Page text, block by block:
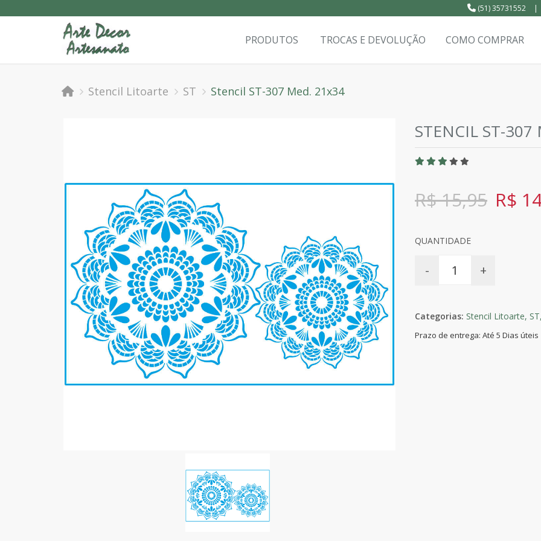
(51) 35731552 |
PRODUTOS TROCAS E DEVOLUÇÃO COMO COMPRAR
Stencil Litoarte ST Stencil ST-307 Med. 21x34
STENCIL ST-307
R$ 15,95 R$
QUANTIDADE
- +
Categorias: Stencil Litoarte,
Prazo de entrega: Até 5 Dias úteis